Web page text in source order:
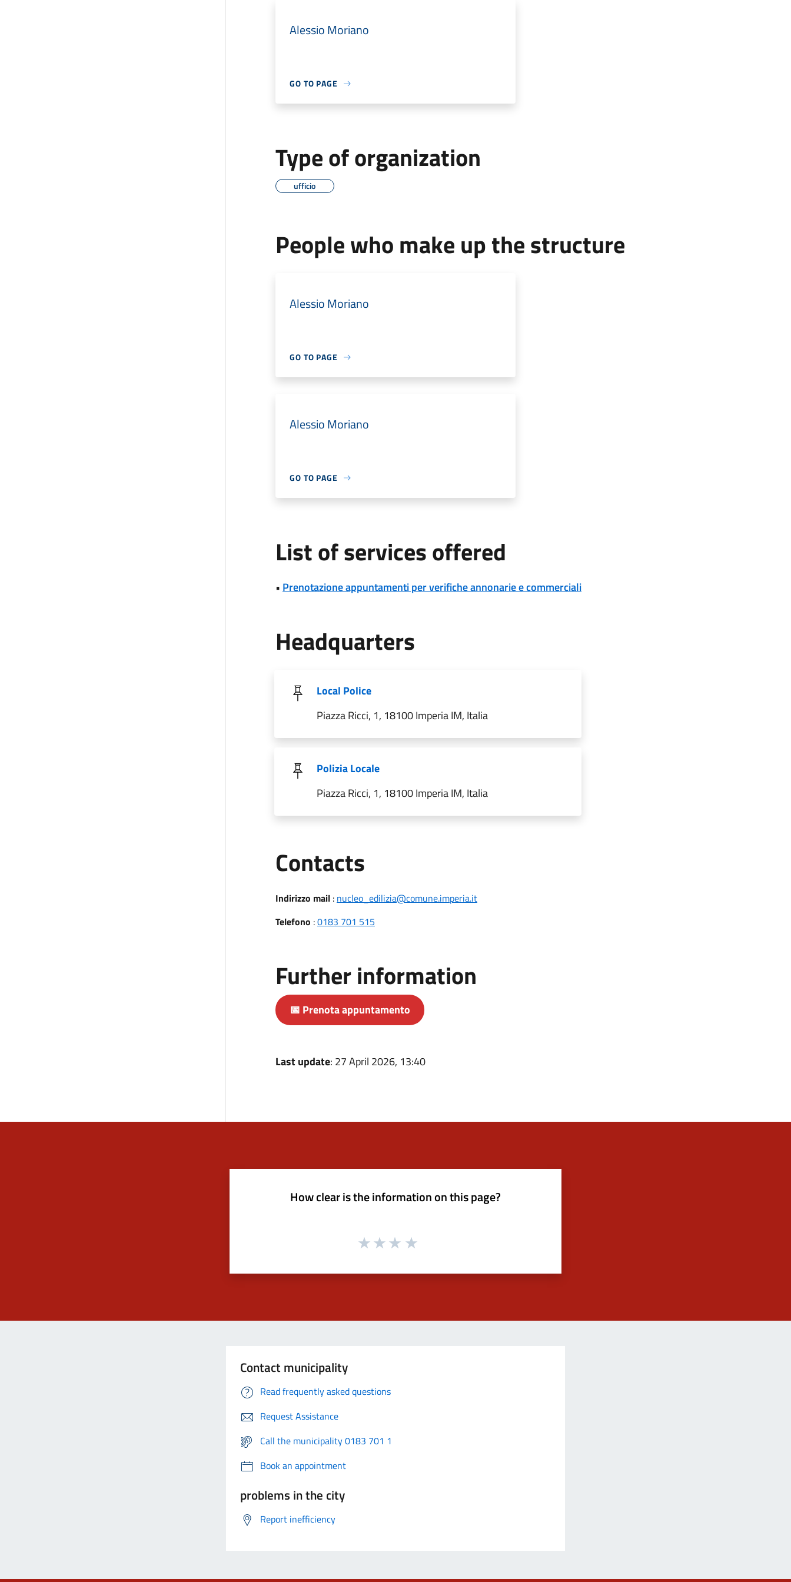
Alessio Moriano
GO TO PAGE
Type of organization
ufficio
People who make up the structure
Alessio Moriano
GO TO PAGE
Alessio Moriano
GO TO PAGE
List of services offered
• Prenotazione appuntamenti per verifiche annonarie e commerciali
Headquarters
Local Police
Piazza Ricci, 1, 18100 Imperia IM, Italia
Polizia Locale
Piazza Ricci, 1, 18100 Imperia IM, Italia
ContactsUtili
Indirizzo mail: nucleo_edilizia@comune.imperia.it
Telefono :0183 701 515
Further information
📅 Prenota appuntamento
Last update: 27 April 2026, 13:40
How clear is the information on this page?
Contact municipality
Read frequently asked questions
Request Assistance
Call the municipality 0183 701 1
Book an appointment
problems in the city
Report inefficiency